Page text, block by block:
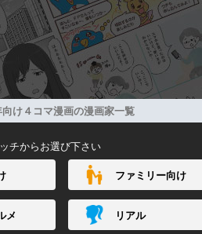
け４コマ漫画の漫画家一覧
チからお選び下さい
ファミリー向け
メ リアル